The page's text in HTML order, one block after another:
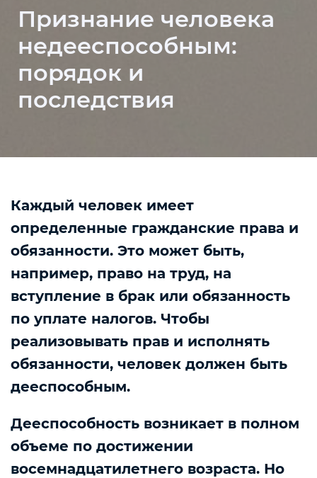
Признание человека
недееспособным:
порядок и
последствия
Каждый человек имеет
определенные гражданские права и
обязанности. Это может быть,
например, право на труд, на
вступление в брак или обязанность
по уплате налогов. Чтобы
реализовывать прав и исполнять
обязанности, человек должен быть
дееспособным.
Дееспособность возникает в полном
объеме по достижении
восемнадцатилетнего возраста. Но